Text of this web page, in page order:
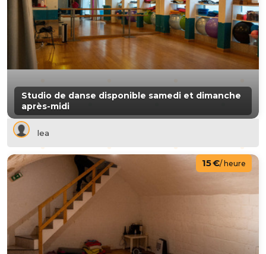
Studio de danse disponible samedi et dimanche
après-midi
lea
15 €/ heure